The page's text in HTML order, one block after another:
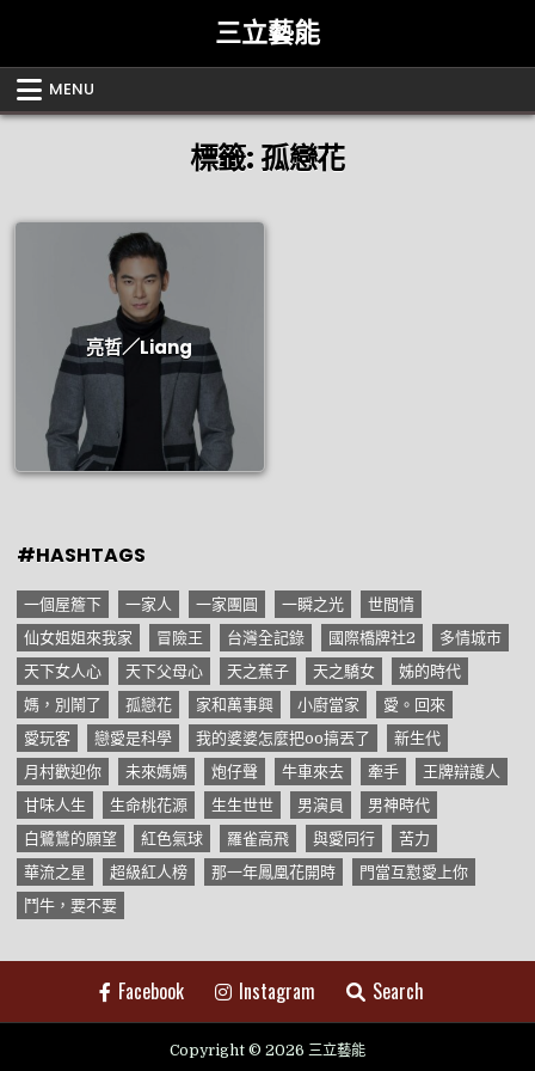
三立藝能
MENU
標籤: 孤戀花
亮哲／Liang
#HASHTAGS
一個屋簷下 一家人 一家團圓 一瞬之光
世間情
仙女姐姐來我家
冒險王 台灣全記錄 國際橋牌社2
多情城市
天下女人心
天下父母心 天之蕉子 天之驕女
姊的時代
媽，別鬧了
孤戀花 家和萬事興 小廚當家
愛。回來
愛玩客
戀愛是科學 我的婆婆怎麼把oo搞丟了
新生代
月村歡迎你
未來媽媽 炮仔聲 牛車來去 牽手
王牌辯護人
甘味人生
生命桃花源 生生世世 男演員
男神時代
白鷺鷥的願望
紅色氣球 羅雀高飛 與愛同行
苦力
華流之星
超級紅人榜 那一年鳳凰花開時
門當互懟愛上你
鬥牛，要不要
Facebook Instagram Search
Copyright © 2026 三立藝能